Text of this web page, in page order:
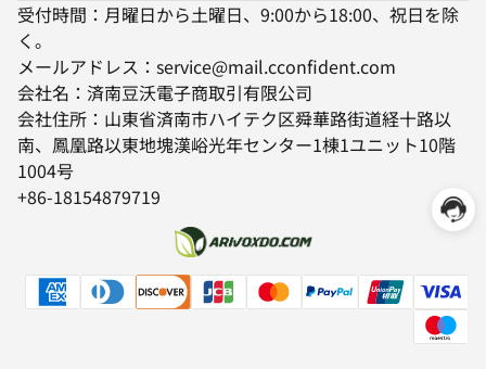
受付時間：月曜日から土曜日、9:00から18:00、祝日を除
く。
メールアドレス：service@mail.cconfident.com
会社名：済南豆沃電子商取引有限公司
会社住所：山東省済南市ハイテク区舜華路街道経十路以
南、鳳凰路以東地塊漢峪光年センター1棟1ユニット10階
1004号
+86-18154879719